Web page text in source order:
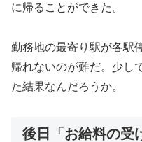
に帰ることができた。
勤務地の最寄り駅が各駅
帰れないのが難だ。少し
た結果なんだろうか。
後日「お給料の受